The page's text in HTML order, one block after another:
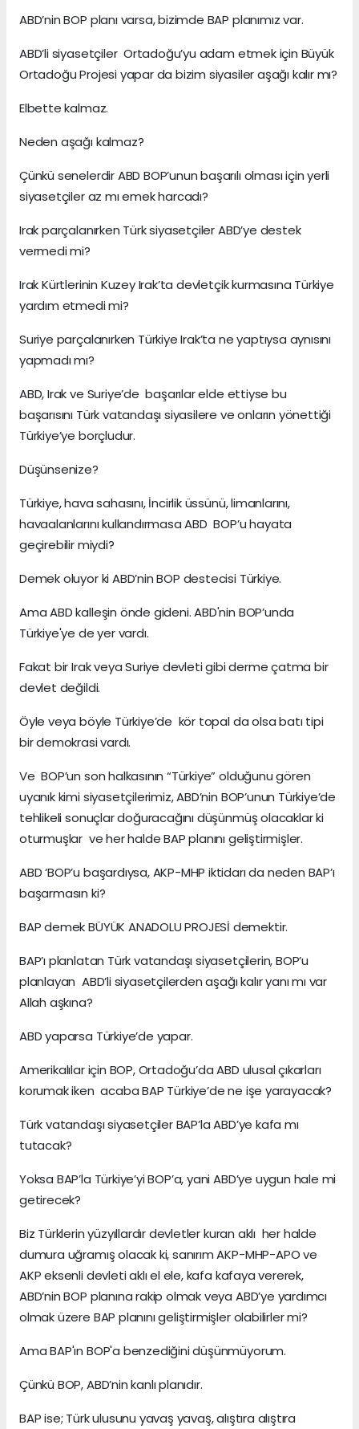
ABD’nin BOP planı varsa, bizimde BAP planımız var.
ABD’li siyasetçiler Ortadoğu’yu adam etmek için Büyük
Ortadoğu Projesi yapar da bizim siyasiler aşağı kalır mı?
Elbette kalmaz.
Neden aşağı kalmaz?
Çünkü senelerdir ABD BOP’unun başarılı olması için yerli
siyasetçiler az mı emek harcadı?
Irak parçalanırken Türk siyasetçiler ABD’ye destek
vermedi mi?
Irak Kürtlerinin Kuzey Irak’ta devletçik kurmasına Türkiye
yardım etmedi mi?
Suriye parçalanırken Türkiye Irak’ta ne yaptıysa aynısını
yapmadı mı?
ABD, Irak ve Suriye’de başarılar elde ettiyse bu
başarısını Türk vatandaşı siyasilere ve onların yönettiği
Türkiye’ye borçludur.
Düşünsenize?
Türkiye, hava sahasını, İncirlik üssünü, limanlarını,
havaalanlarını kullandırmasa ABD BOP’u hayata
geçirebilir miydi?
Demek oluyor ki ABD’nin BOP destecisi Türkiye.
Ama ABD kalleşin önde gideni. ABD'nin BOP’unda
Türkiye'ye de yer vardı.
Fakat bir Irak veya Suriye devleti gibi derme çatma bir
devlet değildi.
Öyle veya böyle Türkiye’de kör topal da olsa batı tipi
bir demokrasi vardı.
Ve BOP’un son halkasının “Türkiye” olduğunu gören
uyanık kimi siyasetçilerimiz, ABD’nin BOP’unun Türkiye’de
tehlikeli sonuçlar doğuracağını düşünmüş olacaklar ki
oturmuşlar ve her halde BAP planını geliştirmişler.
ABD ‘BOP’u başardıysa, AKP-MHP iktidarı da neden BAP’ı
başarmasın ki?
BAP demek BÜYÜK ANADOLU PROJESİ demektir.
BAP’ı planlatan Türk vatandaşı siyasetçilerin, BOP’u
planlayan ABD’li siyasetçilerden aşağı kalır yanı mı var
Allah aşkına?
ABD yaparsa Türkiye’de yapar.
Amerikalılar için BOP, Ortadoğu’da ABD ulusal çıkarları
korumak iken acaba BAP Türkiye’de ne işe yarayacak?
Türk vatandaşı siyasetçiler BAP’la ABD’ye kafa mı
tutacak?
Yoksa BAP’la Türkiye’yi BOP’a, yani ABD’ye uygun hale mi
getirecek?
Biz Türklerin yüzyıllardır devletler kuran aklı her halde
dumura uğramış olacak ki, sanırım AKP-MHP-APO ve
AKP eksenli devleti aklı el ele, kafa kafaya vererek,
ABD’nin BOP planına rakip olmak veya ABD’ye yardımcı
olmak üzere BAP planını geliştirmişler olabilirler mi?
Ama BAP'ın BOP'a benzediğini düşünmüyorum.
Çünkü BOP, ABD’nin kanlı planıdır.
BAP ise; Türk ulusunu yavaş yavaş, alıştıra alıştıra